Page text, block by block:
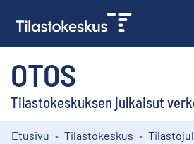
OTOS
Tilastokeskuksen julkaisut
Etusivu Tilastokeskus